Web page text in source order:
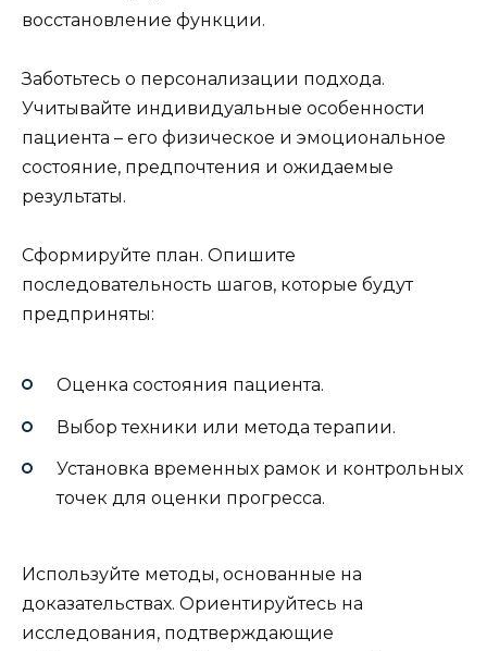
восстановление функции.
Заботьтесь о персонализации подхода.
Учитывайте индивидуальные особенности
пациента – его физическое и эмоциональное
состояние, предпочтения и ожидаемые
результаты.
Сформируйте план. Опишите
последовательность шагов, которые будут
предприняты:
Оценка состояния пациента.
Выбор техники или метода терапии.
Установка временных рамок и контрольных
точек для оценки прогресса.
Используйте методы, основанные на
доказательствах. Ориентируйтесь на
исследования, подтверждающие